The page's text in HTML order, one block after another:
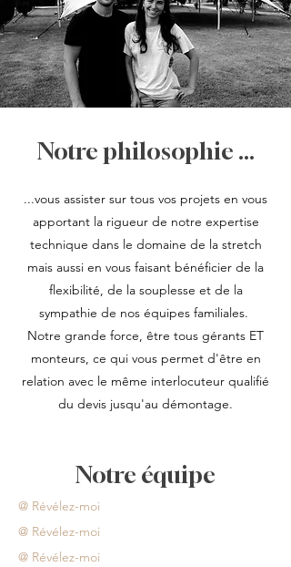
Notre philosophie ...
...vous assister sur tous vos projets en vous
apportant la rigueur de notre expertise
technique dans le domaine de la stretch
mais aussi en vous faisant bénéficier de la
flexibilité, de la souplesse et de la
sympathie de nos équipes familiales.
Notre grande force, être tous gérants ET
monteurs, ce qui vous permet d'être en
relation avec le même interlocuteur qualifié
du devis jusqu'au démontage.
Notre équipe
​​@ Révélez-moi
​​@ Révélez-moi
​​@ Révélez-moi